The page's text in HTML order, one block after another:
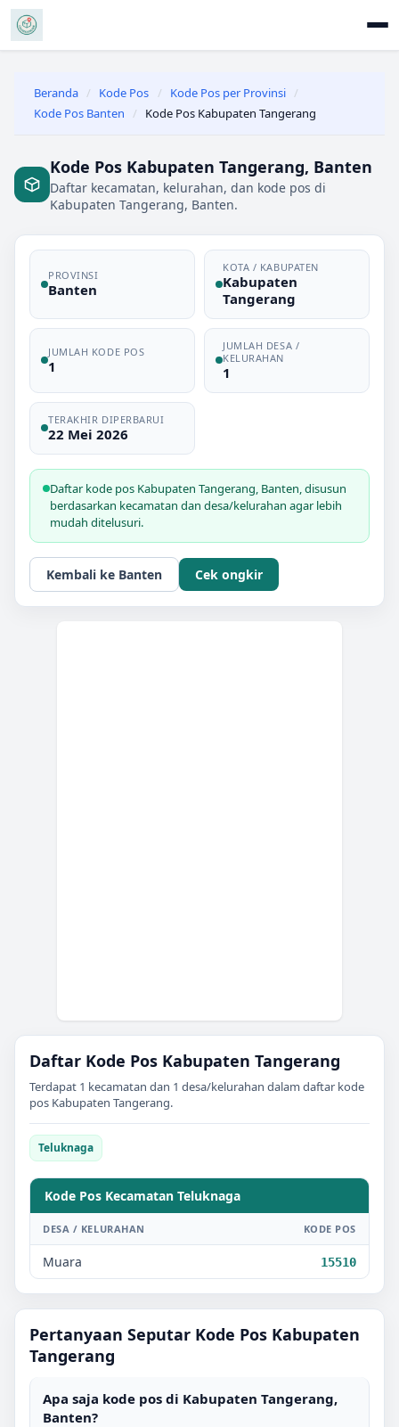
Beranda / Kode Pos / Kode Pos per Provinsi /
Kode Pos Banten / Kode Pos Kabupaten Tangerang
Kode Pos Kabupaten Tangerang, Banten
Daftar kecamatan, kelurahan, dan kode pos di
Kabupaten Tangerang, Banten.
PROVINSI
Banten
KOTA / KABUPATEN
Kabupaten
Tangerang
JUMLAH KODE POS
1
JUMLAH DESA /
KELURAHAN
1
TERAKHIR DIPERBARUI
22 Mei 2026
Daftar kode pos Kabupaten Tangerang Banten , disusun
berdasarkan kecamatan dan desa/kelurahan agar lebih
mudah ditelusuri.
Kembali ke Banten Cek ongkir
Daftar Kode Pos Kabupaten Tangerang
Terdapat 1 kecamatan dan 1 desa/kelurahan dalam daftar kode
pos Kabupaten Tangerang.
Teluknaga
Kode Pos Kecamatan Teluknaga
DESA / KELURAHAN KODE POS
Muara 15510
Pertanyaan Seputar Kode Pos Kabupaten
Tangerang
Apa saja kode pos di Kabupaten Tangerang,
Banten?